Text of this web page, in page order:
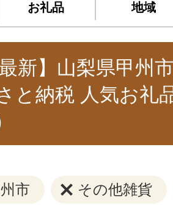
お礼品 地域
最新】山梨県甲州
と納税 人気お礼
市 その他雑貨